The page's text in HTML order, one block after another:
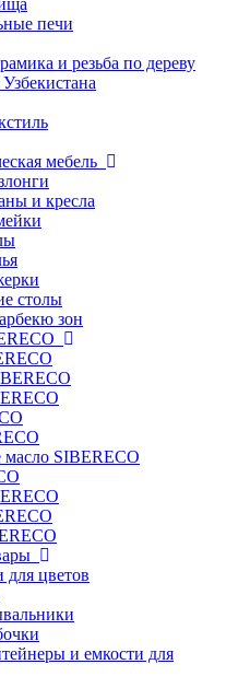
печи
и резьба по дереву
мебель
и кресла
столы
зон
масло SIBERECO
цветов
и емкости для